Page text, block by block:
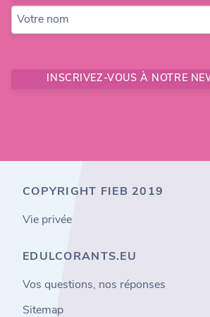
Votre nom
INSCRIVEZ-VOUS À NOTRE
COPYRIGHT FIEB 2019
Vie privée
EDULCORANTS.EU
Vos questions, nos réponses
Sitemap